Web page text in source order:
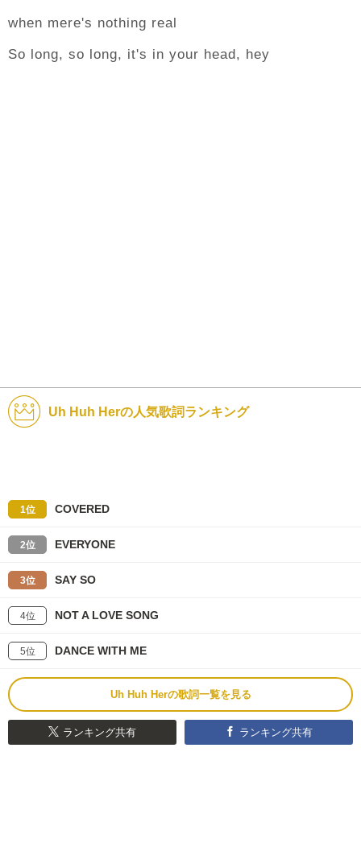
when mere's nothing real
So long, so long, it's in your head, hey
Uh Huh Herの人気歌詞ランキング
1位 COVERED
2位 EVERYONE
3位 SAY SO
4位 NOT A LOVE SONG
5位 DANCE WITH ME
Uh Huh Herの歌詞一覧を見る
ランキング共有 ランキング共有